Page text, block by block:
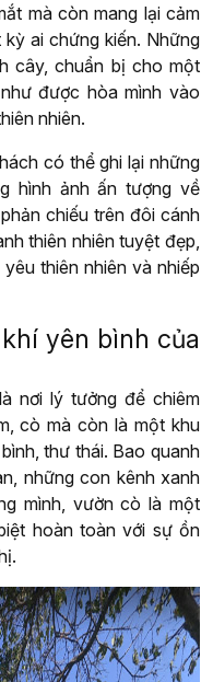
mà còn mang lại cảm
ai chứng kiến. Những
cây, chuẩn bị cho một
được hòa mình vào
nhiên.
có thể ghi lại những
hình ảnh ấn tượng về
chiếu trên đôi cánh
thiên nhiên tuyệt đẹp,
thiên nhiên và nhiếp
yên bình của
nơi lý tưởng để chiêm
cò mà còn là một khu
thư thái. Bao quanh
những con kênh xanh
mình, vườn cò là một
hoàn toàn với sự ồn